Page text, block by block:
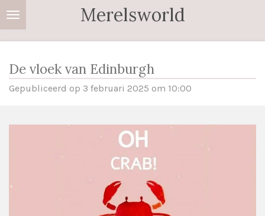
Ga
direct
hoofdinhoud
Merelsworld
De vloek van Edinburgh
Gepubliceerd op 3 februari 2025 om 10:00